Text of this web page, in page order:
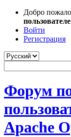
Добро
Войти
Регистрация
Форум
Apache